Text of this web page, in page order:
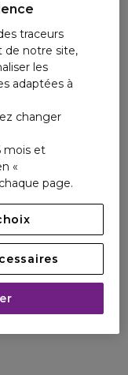
parfum et rappelle
qui se brise sur
et envoûtant.
traceurs
de notre site,
les
adaptées à
changer
mois et
«
page.